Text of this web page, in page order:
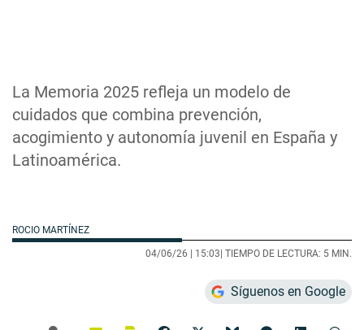
La Memoria 2025 refleja un modelo de
cuidados que combina prevención,
acogimiento y autonomía juvenil en España y
Latinoamérica.
ROCIO MARTÍNEZ
04/06/26 | 15:03| TIEMPO DE LECTURA: 5 MIN.
Síguenos en Google